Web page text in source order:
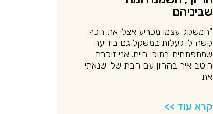
שביניהם
"המשקל עצמו מכריע אצלי את הכף.
קשה לי לעלות במשקל גם בידיעה
שמתפתחים בתוכי חיים. אני זוכרת
היטב איך בהריון עם הבת שלי שנאתי
את
קרא עוד >>